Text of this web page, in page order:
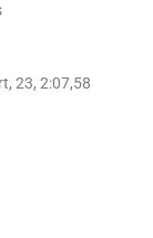
23, 2:07,58